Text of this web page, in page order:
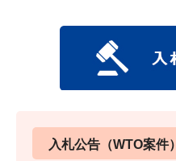
入札公告（WTO案件）